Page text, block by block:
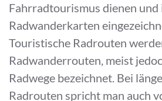
Fahrradtourismus dienen und
Radwanderkarten
Touristische Radrouten
Radwanderrouten, meist
Radwege bezeichnet. Bei
Radrouten spricht man auch